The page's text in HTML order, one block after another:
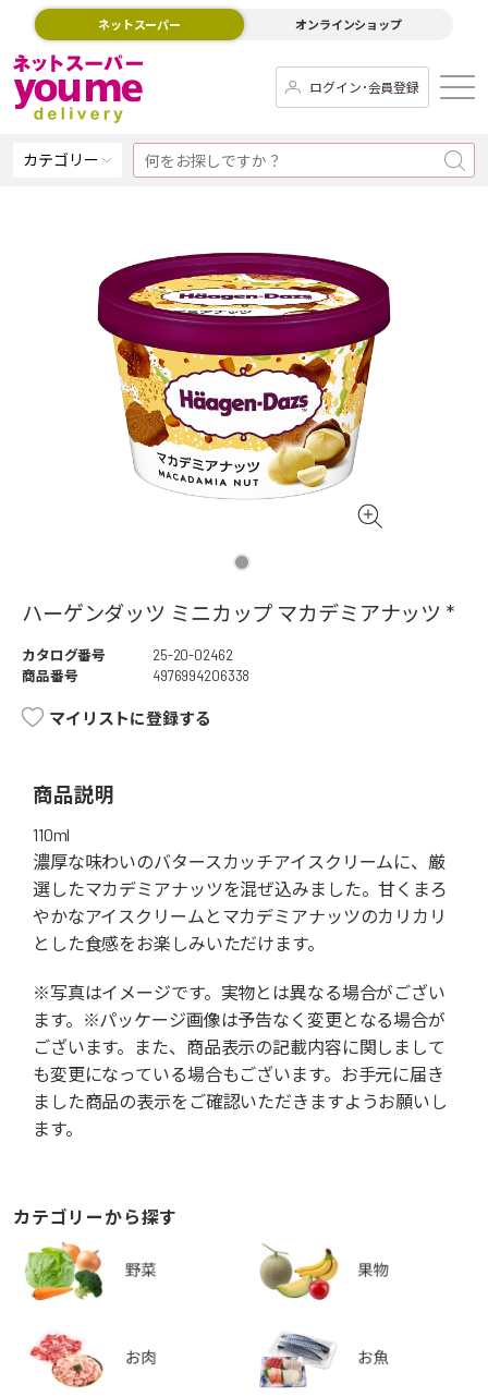
ネットスーパー オンラインショップ
ログイン･会員登録
カテゴリー
ハーゲンダッツ ミニカップ マカデミアナッツ *
カタログ番号
25-20-02462
商品番号
4976994206338
マイリストに登録する
商品説明
110ml
濃厚な味わいのバタースカッチアイスクリームに、厳
選したマカデミアナッツを混ぜ込みました。甘くまろ
やかなアイスクリームとマカデミアナッツのカリカリ
とした食感をお楽しみいただけます。
※写真はイメージです。実物とは異なる場合がござい
ます。※パッケージ画像は予告なく変更となる場合が
ございます。また、商品表示の記載内容に関しまして
も変更になっている場合もございます。お手元に届き
ました商品の表示をご確認いただきますようお願いし
ます。
カテゴリーから探す